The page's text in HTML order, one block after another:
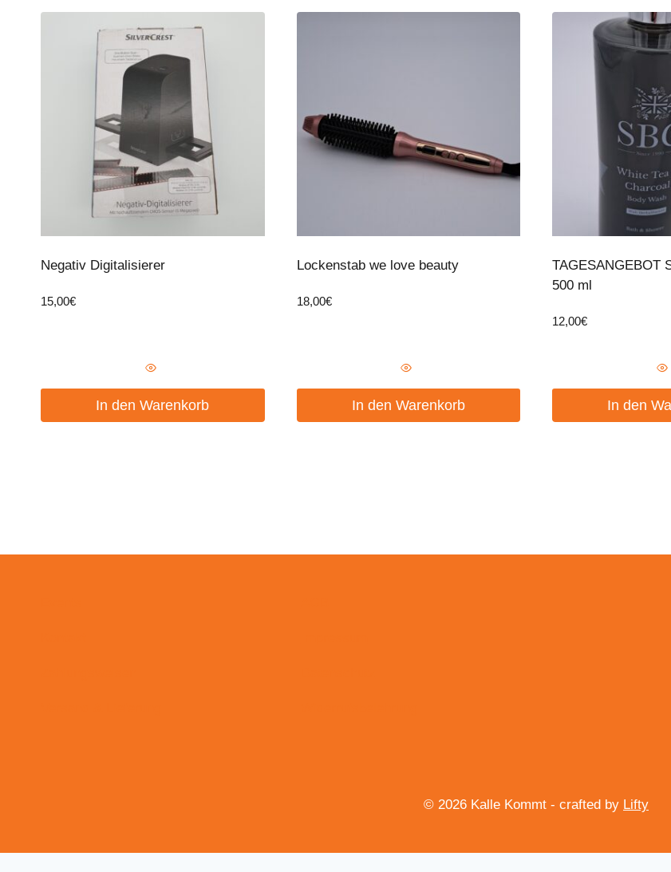
Negativ Digitalisierer
15,00€
In den Warenkorb
Lockenstab we love beauty
18,00€
In den Warenkorb
TAGESANGEBOT
500 ml
12,00€
In den
© 2026 Kalle Kommt - crafted by Lifty